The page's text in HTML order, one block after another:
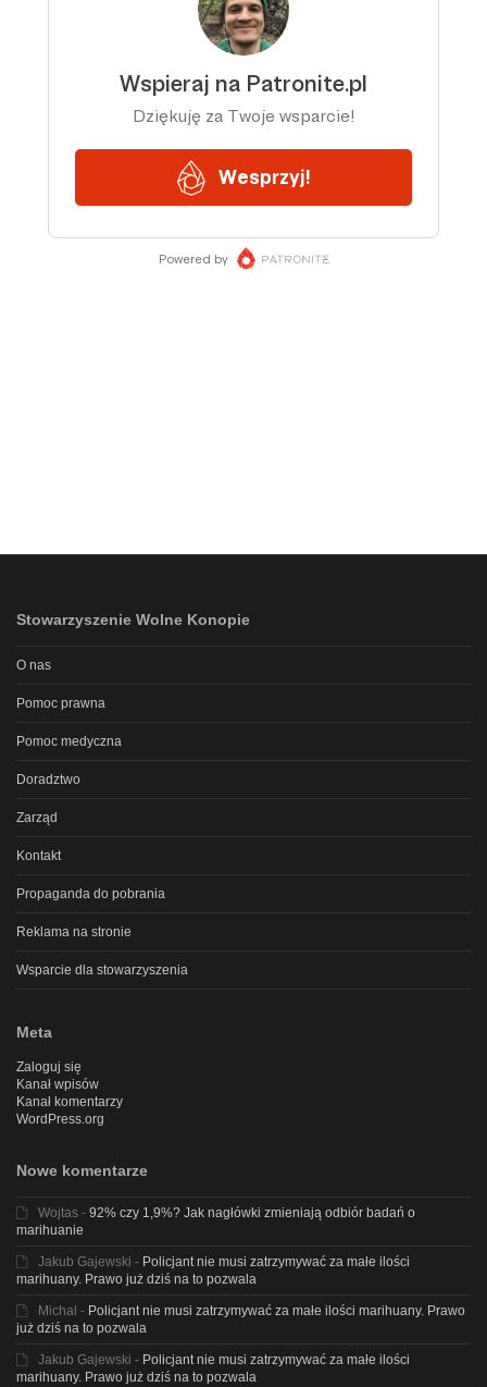
Stowarzyszenie Wolne Konopie
O nas
Pomoc prawna
Pomoc medyczna
Doradztwo
Zarząd
Kontakt
Propaganda do pobrania
Reklama na stronie
Wsparcie dla stowarzyszenia
Meta
Zaloguj się
Kanał wpisów
Kanał komentarzy
WordPress.org
Nowe komentarze
Wojtas - 92% czy 1,9%? Jak nagłówki zmieniają odbiór badań o
marihuanie
Jakub Gajewski - Policjant nie musi zatrzymywać za małe ilości
marihuany. Prawo już dziś na to pozwala
Michal - Policjant nie musi zatrzymywać za małe ilości marihuany. Prawo
już dziś na to pozwala
Jakub Gajewski - Policjant nie musi zatrzymywać za małe ilości
marihuany. Prawo już dziś na to pozwala